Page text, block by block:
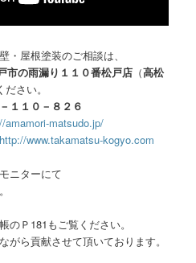
壁・屋根塗装のご相談は、
市の雨漏り１１０番松戸店 （高松
さい。
１１０－８２６
amamori-matsudo.jp/
http://www.takamatsu-kogyo.com
ニターにて
のＰ181もご覧ください。
がら貢献させて頂いております。